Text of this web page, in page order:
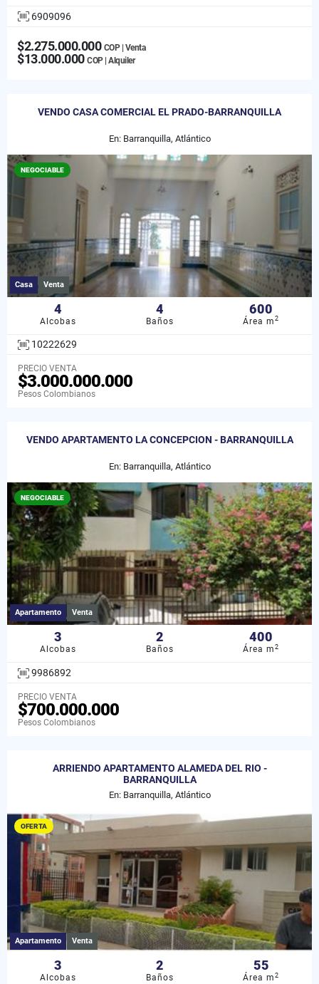
6909096
$2.275.000.000 COP | Venta
$13.000.000 COP | Alquiler
VENDO CASA COMERCIAL EL PRADO-BARRANQUILLA
En: Barranquilla, Atlántico
NEGOCIABLE
Casa Venta
4
Alcobas
4
Baños
600
Área m2
10222629
PRECIO VENTA
$3.000.000.000
Pesos Colombianos
VENDO APARTAMENTO LA CONCEPCION - BARRANQUILLA
En: Barranquilla, Atlántico
NEGOCIABLE
Apartamento Venta
3
Alcobas
2
Baños
400
Área m2
9986892
PRECIO VENTA
$700.000.000
Pesos Colombianos
ARRIENDO APARTAMENTO ALAMEDA DEL RIO -
BARRANQUILLA
En: Barranquilla, Atlántico
OFERTA
Apartamento Venta
3
Alcobas
2
Baños
55
Área m2